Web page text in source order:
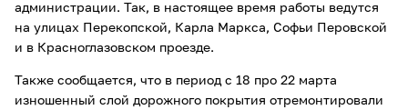
администрации. Так, в настоящее время работы ведутся
на улицах Перекопской, Карла Маркса, Софьи Перовской
и в Красноглазовском проезде.
Также сообщается, что в период с 18 про 22 марта
изношенный слой дорожного покрытия отремонтировали